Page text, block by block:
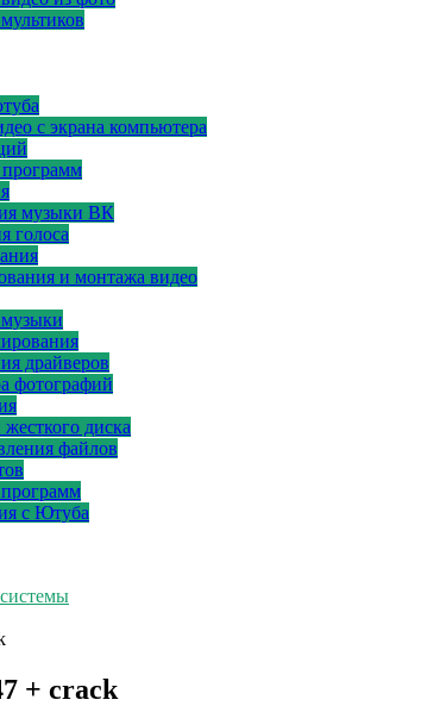
с экрана компьютера
музыки ВК
голоса
и монтажа видео
драйверов
фотографий
диска
файлов
с Ютуба
+ crack